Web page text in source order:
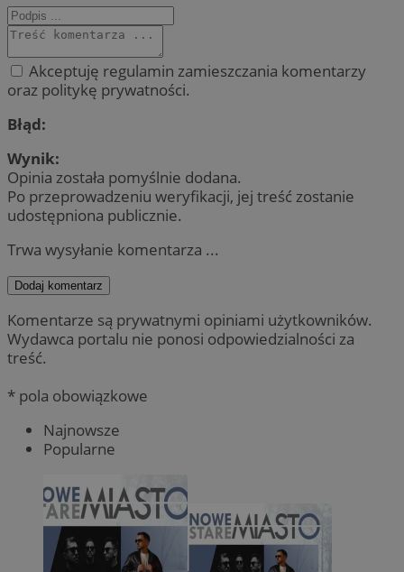
Akceptuję regulamin zamieszczania komentarzy
oraz politykę prywatności.
Błąd:
Wynik:
Opinia została pomyślnie dodana.
Po przeprowadzeniu weryfikacji, jej treść zostanie
udostępniona publicznie.
Trwa wysyłanie komentarza ...
Dodaj komentarz
Komentarze są prywatnymi opiniami użytkowników.
Wydawca portalu nie ponosi odpowiedzialności za
treść.
* pola obowiązkowe
Najnowsze
Popularne